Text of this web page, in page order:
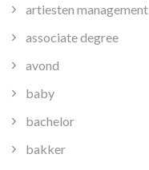
artiesten management
associate degree
avond
baby
bachelor
bakker